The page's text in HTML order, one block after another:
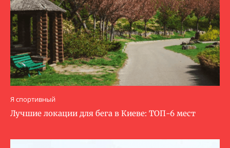
Я спортивный
Лучшие локации для бега в Киеве: ТОП-6 мест